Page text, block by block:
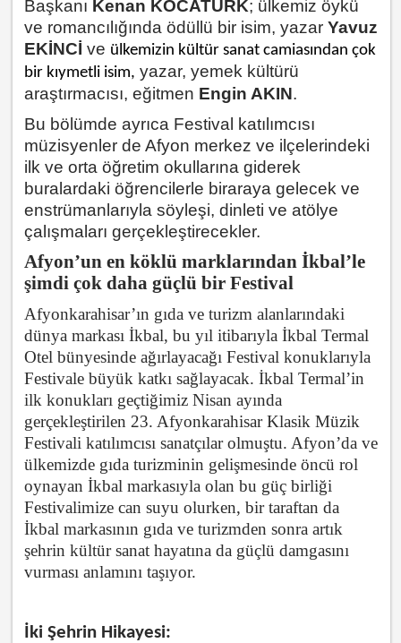
Başkanı Kenan KOCATÜRK; ülkemiz öykü
ve romancılığında ödüllü bir isim, yazar Yavuz
EKİNCİ ve ülkemizin kültür sanat camiasından çok
bir kıymetli isim, yazar, yemek kültürü
araştırmacısı, eğitmen Engin AKIN.
Bu bölümde ayrıca Festival katılımcısı
müzisyenler de Afyon merkez ve ilçelerindeki
ilk ve orta öğretim okullarına giderek
buralardaki öğrencilerle biraraya gelecek ve
enstrümanlarıyla söyleşi, dinleti ve atölye
çalışmaları gerçekleştirecekler.
Afyon’un en köklü marklarından İkbal’le
şimdi çok daha güçlü bir Festival
Afyonkarahisar’ın gıda ve turizm alanlarındaki
dünya markası İkbal, bu yıl itibarıyla İkbal Termal
Otel bünyesinde ağırlayacağı Festival konuklarıyla
Festivale büyük katkı sağlayacak. İkbal Termal’in
ilk konukları geçtiğimiz Nisan ayında
gerçekleştirilen 23. Afyonkarahisar Klasik Müzik
Festivali katılımcısı sanatçılar olmuştu. Afyon’da ve
ülkemizde gıda turizminin gelişmesinde öncü rol
oynayan İkbal markasıyla olan bu güç birliği
Festivalimize can suyu olurken, bir taraftan da
İkbal markasının gıda ve turizmden sonra artık
şehrin kültür sanat hayatına da güçlü damgasını
vurması anlamını taşıyor.
İki Şehrin Hikayesi: